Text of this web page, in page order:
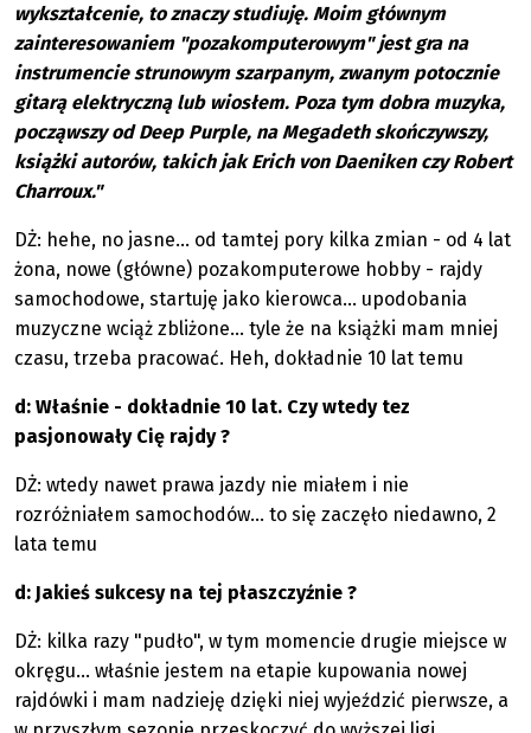
wykształcenie, to znaczy studiuję. Moim głównym
zainteresowaniem "pozakomputerowym" jest gra na
instrumencie strunowym szarpanym, zwanym potocznie
gitarą elektryczną lub wiosłem. Poza tym dobra muzyka,
począwszy od Deep Purple, na Megadeth skończywszy,
książki autorów, takich jak Erich von Daeniken czy Robert
Charroux."
DŻ: hehe, no jasne... od tamtej pory kilka zmian - od 4 lat
żona, nowe (główne) pozakomputerowe hobby - rajdy
samochodowe, startuję jako kierowca... upodobania
muzyczne wciąż zbliżone... tyle że na książki mam mniej
czasu, trzeba pracować. Heh, dokładnie 10 lat temu
d: Właśnie - dokładnie 10 lat. Czy wtedy tez
pasjonowały Cię rajdy ?
DŻ: wtedy nawet prawa jazdy nie miałem i nie
rozróżniałem samochodów... to się zaczęło niedawno, 2
lata temu
d: Jakieś sukcesy na tej płaszczyźnie ?
DŻ: kilka razy "pudło", w tym momencie drugie miejsce w
okręgu... właśnie jestem na etapie kupowania nowej
rajdówki i mam nadzieję dzięki niej wyjeździć pierwsze, a